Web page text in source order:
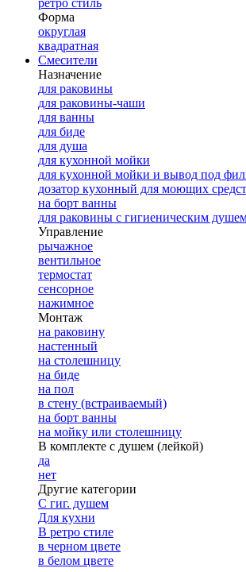
ретро стиль
Форма
округлая
квадратная
Смесители
Назначение
для раковины
для раковины-чаши
для ванны
для биде
для душа
для кухонной мойки
для кухонной мойки и вывод под
дозатор кухонный для моющих
на борт ванны
для раковины с гигиеническим
Управление
рычажное
вентильное
термостат
сенсорное
нажимное
Монтаж
на раковину
настенный
на столешницу
на биде
на пол
в стену (встраиваемый)
на борт ванны
на мойку или столешницу
В комплекте с душем (лейкой)
да
нет
Другие категории
С гиг. душем
Для кухни
В ретро стиле
в черном цвете
в белом цвете